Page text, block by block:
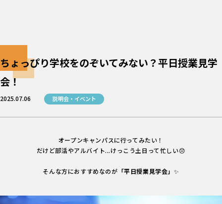
ちょっぴり学校をのぞいてみない？平日授業見学
会！
2025.07.06 説明会・イベント
オープンキャンパスに行ってみたい！
だけど部活やアルバイト...けっこう土日って忙しい😞
そんな方におすすめなのが 「平日授業見学会」 ✨